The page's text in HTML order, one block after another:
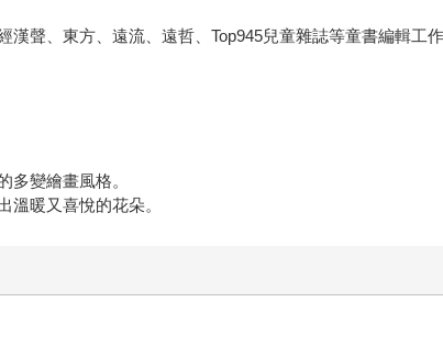
聲、東方、遠流、遠哲、Top945兒童雜誌等童書編輯工
多變繪畫風格。
暖又喜悅的花朵。